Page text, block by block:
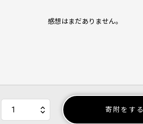
感想はまだありません。
寄附をする